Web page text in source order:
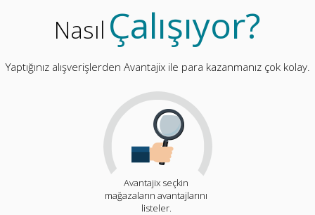
Nasıl Çalışıyor?
Yaptığınız alışverişlerden Avantajix ile para kazanmanız çok kolay.
Avantajix seçkin
mağazaların avantajlarını
listeler.